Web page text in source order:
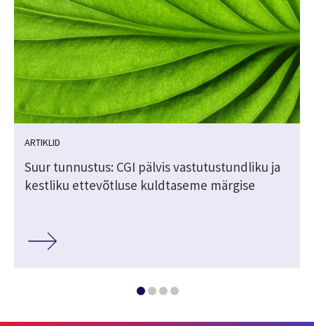
ARTIKLID
Suur tunnustus: CGI pälvis vastutustundliku ja
kestliku ettevõtluse kuldtaseme märgise